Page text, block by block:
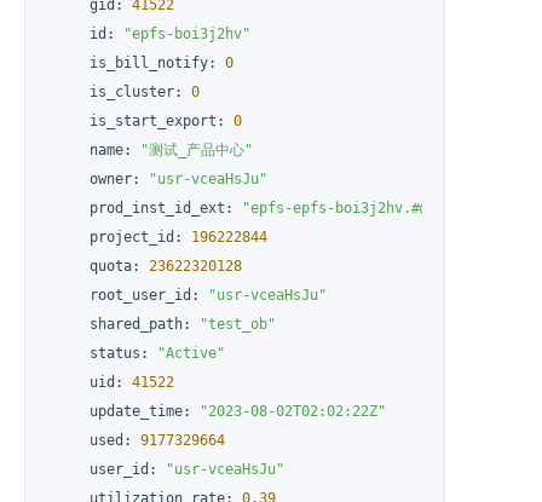
     gid
:
41522
     id
:
"epfs-boi3j2hv"
     is_bill_notify
:
0
     is_cluster
:
0
     is_start_export
:
0
     name
:
"测试_产品中心"
     owner
:
"usr-vceaHsJu"
     prod_inst_id_ext
:
"epfs-epfs-boi3j2hv.#@nscca"
     project_id
:
196222844
     quota
:
23622320128
     root_user_id
:
"usr-vceaHsJu"
     shared_path
:
"test_ob"
     status
:
"Active"
     uid
:
41522
     update_time
:
"2023-08-02T02:02:22Z"
     used
:
9177329664
     user_id
:
"usr-vceaHsJu"
     utilization_rate
: 0.39